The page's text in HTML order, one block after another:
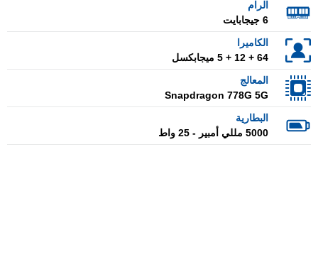
الرام
6 جيجابايت
الكاميرا
64 + 12 + 5 ميجابكسل
المعالج
Snapdragon 778G 5G
البطارية
5000 مللي أمبير - 25 واط